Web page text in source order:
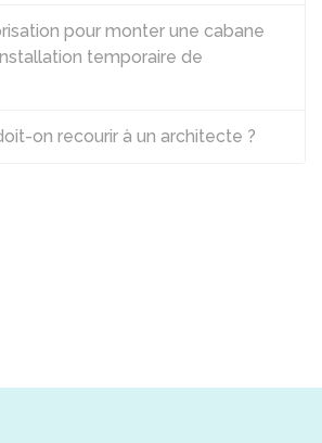
pour monter une cabane
temporaire de
on recourir à un architecte ?